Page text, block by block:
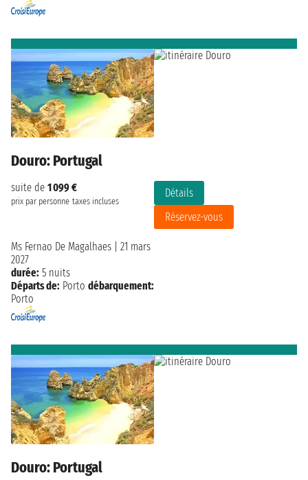
Douro: Portugal
suite de 1 099 €
prix par personne taxes incluses
Détails
Réservez-vous
Ms Fernao De Magalhaes
21 mars
2027
durée: 5 nuits
Départs de: Porto débarquement:
Porto
Douro: Portugal